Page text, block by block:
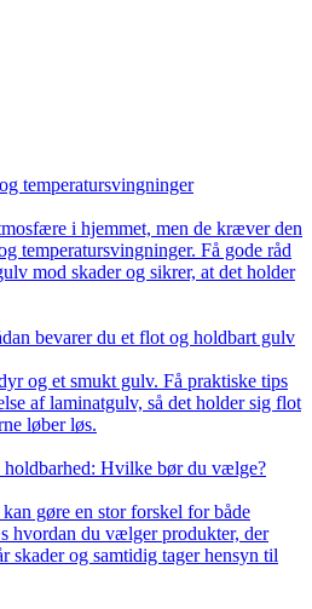
temperatursvingninger
i hjemmet, men de kræver den
temperatursvingninger. Få gode råd
mod skader og sikrer, at det holder
bevarer du et flot og holdbart gulv
og et smukt gulv. Få praktiske tips
af laminatgulv, så det holder sig flot
løber løs.
Hvilke bør du vælge?
gøre en stor forskel for både
hvordan du vælger produkter, der
skader og samtidig tager hensyn til